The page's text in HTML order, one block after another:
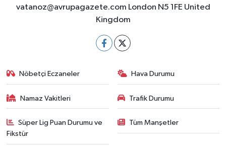
vatanoz@avrupagazete.com London N5 1FE United
Kingdom
Nöbetçi Eczaneler Hava Durumu
Namaz Vakitleri Trafik Durumu
Süper Lig Puan Durumu ve
Fikstür
Tüm Manşetler